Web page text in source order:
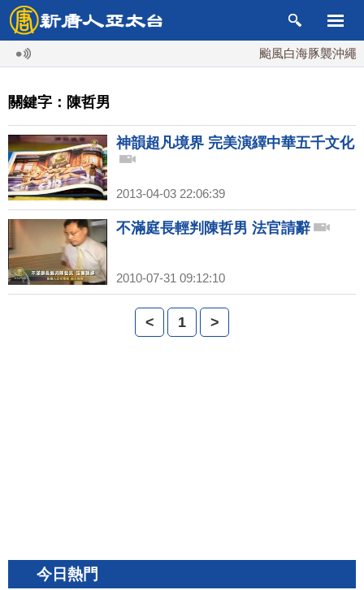
颱風白海豚襲沖繩
關鍵字：陳哲男
神韻超凡境界 完美演繹中華五千文化
2013-04-03 22:06:39
不滿庭長輕判陳哲男 法官請辭
2010-07-31 09:12:10
< 1 >
今日熱門